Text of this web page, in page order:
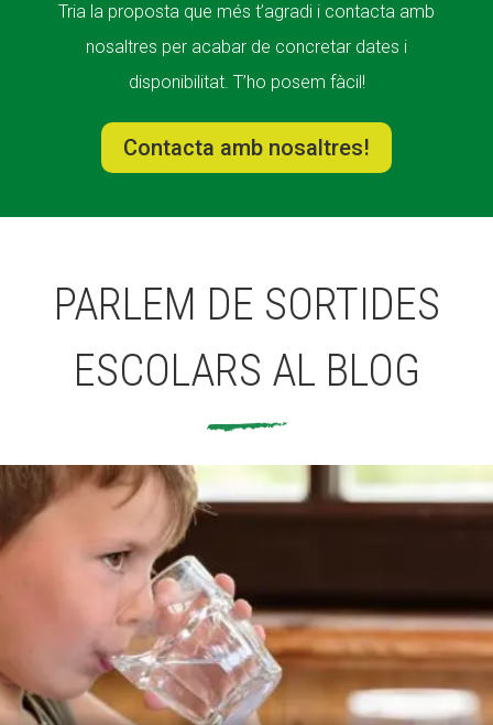
Tria la proposta que més t’agradi i contacta amb
nosaltres per acabar de concretar dates i
disponibilitat. T’ho posem fàcil!
Contacta amb nosaltres!
PARLEM DE SORTIDES
ESCOLARS AL BLOG